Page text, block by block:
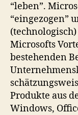
“leben”.
“eingezogen”
Microsofts
bestehenden
Produkte aus
Windows,